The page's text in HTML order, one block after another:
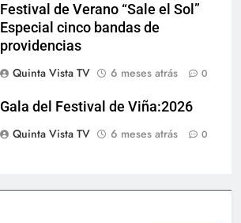
Festival de Verano “Sale el Sol”
Especial cinco bandas de
providencias
Quinta Vista TV
6 meses atrás 0
Gala del Festival de Viña:2026
Quinta Vista TV
6 meses atrás 0